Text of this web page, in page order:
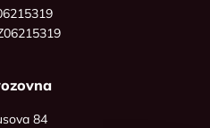
84